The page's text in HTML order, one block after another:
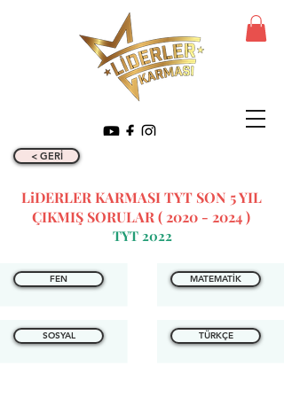
< GERİ
LiDERLER KARMASI TYT SON 5 YIL
ÇIKMIŞ SORULAR ( 2020 - 2024)
TYT 2022
FEN
SOSYAL
MATEMATİK
TÜRKÇE